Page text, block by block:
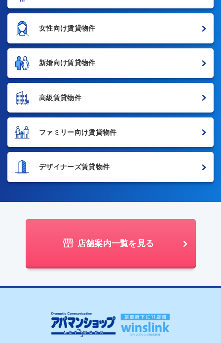
女性向け賃貸物件
新婚向け賃貸物件
高級賃貸物件
ファミリー向け賃貸物件
デザイナーズ賃貸物件
店舗案内一覧を見る